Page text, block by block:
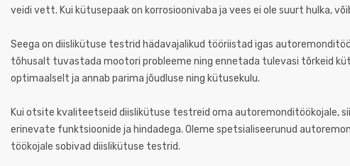
veidi vett. Kui kütusepaak on korrosioonivaba ja vees ei ole suurt hulka,
Seega on diislikütuse testrid hädavajalikud tööriistad igas
tõhusalt tuvastada mootori probleeme ning ennetada tulevasi tõrkeid
optimaalselt ja annab parima jõudluse ning kütusekulu.
Kui otsite kvaliteetseid diislikütuse testreid oma autoremonditöökojale,
erinevate funktsioonide ja hindadega. Oleme spetsialiseerunud
töökojale sobivad diislikütuse testrid.